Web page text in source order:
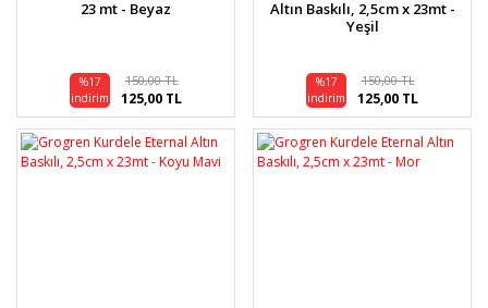
23 mt - Beyaz
%17
indirim
150,00 TL
125,00 TL
Altın Baskılı, 2,5cm x 23mt -
Yeşil
%17
indirim
150,00 TL
125,00 TL